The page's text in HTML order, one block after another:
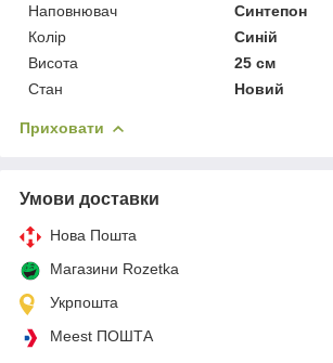
Наповнювач
Синтепон
Колір
Синій
Висота
25 см
Стан
Новий
Приховати
Умови доставки
Нова Пошта
Магазини Rozetka
Укрпошта
Meest ПОШТА